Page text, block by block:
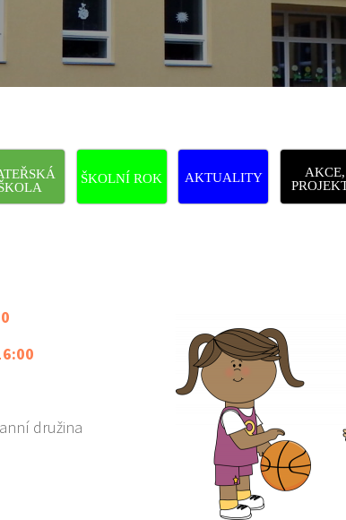
ŠKOLNÍ ROK AKTUALITY
AKCE,
družina